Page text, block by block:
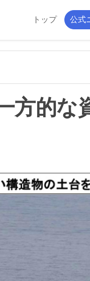
トップ 公式
方的な